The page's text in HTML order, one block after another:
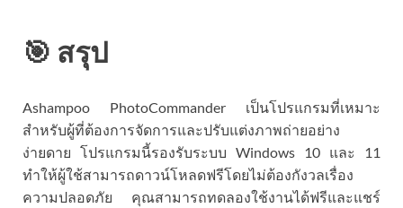
🎯 สรุป
Ashampoo PhotoCommander เป็นโปรแกรมที่เหมาะ
สำหรับผู้ที่ต้องการจัดการและปรับแต่งภาพถ่ายอย่าง
ง่ายดาย โปรแกรมนี้รองรับระบบ Windows 10 และ 11
ทำให้ผู้ใช้สามารถดาวน์โหลดฟรีโดยไม่ต้องกังวลเรื่อง
ความปลอดภัย คุณสามารถทดลองใช้งานได้ฟรีและแชร์